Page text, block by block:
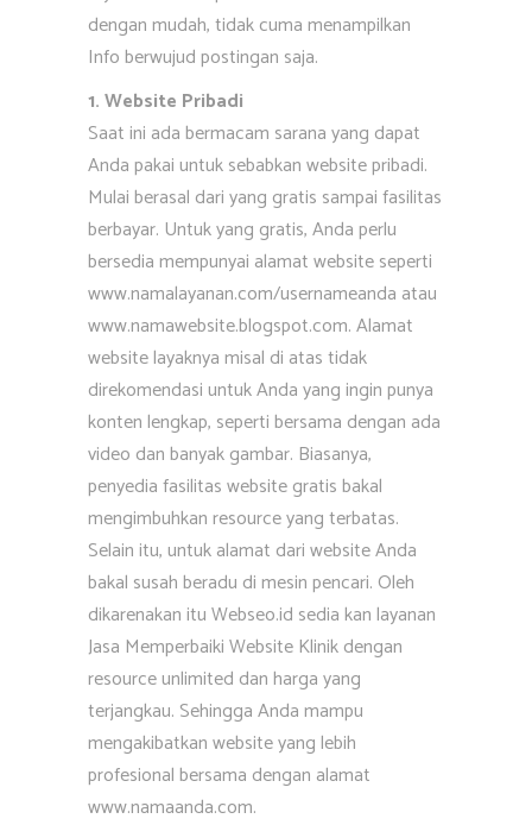
dengan mudah, tidak cuma menampilkan
Info berwujud postingan saja.
1. Website Pribadi
Saat ini ada bermacam sarana yang dapat
Anda pakai untuk sebabkan website pribadi.
Mulai berasal dari yang gratis sampai fasilitas
berbayar. Untuk yang gratis, Anda perlu
bersedia mempunyai alamat website seperti
www.namalayanan.com/usernameanda atau
www.namawebsite.blogspot.com. Alamat
website layaknya misal di atas tidak
direkomendasi untuk Anda yang ingin punya
konten lengkap, seperti bersama dengan ada
video dan banyak gambar. Biasanya,
penyedia fasilitas website gratis bakal
mengimbuhkan resource yang terbatas.
Selain itu, untuk alamat dari website Anda
bakal susah beradu di mesin pencari. Oleh
dikarenakan itu Webseo.id sedia kan layanan
Jasa Memperbaiki Website Klinik dengan
resource unlimited dan harga yang
terjangkau. Sehingga Anda mampu
mengakibatkan website yang lebih
profesional bersama dengan alamat
www.namaanda.com.